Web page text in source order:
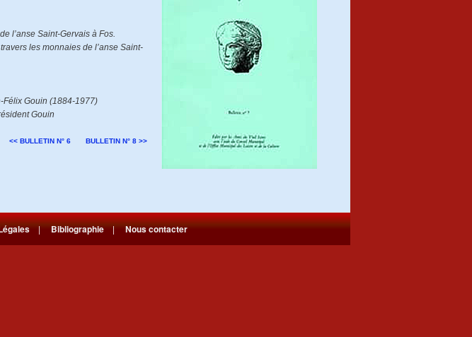
l’anse Saint-Gervais à Fos.
les monnaies de l’anse Saint-
Félix Gouin (1884-1977)
Gouin
<< BULLETIN N° 6 BULLETIN N° 8 >>
| Bibliographie | Nous contacter